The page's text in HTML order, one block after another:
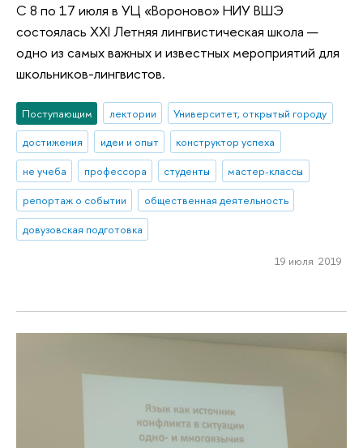
С 8 по 17 июля в УЦ «Вороново» НИУ ВШЭ
состоялась XXI Летняя лингвистическая школа —
одно из самых важных и известных мероприятий для
школьников-лингвистов.
Поступающим лектории
Университет, открытый городу
достижения
идеи и опыт
конструктор успеха
не учеба
профессора студенты
мастер-классы
репортаж о событии
общественная деятельность
довузовская подготовка
19 июля 2019